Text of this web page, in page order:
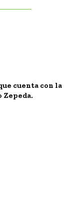
cuenta con la
Zepeda.